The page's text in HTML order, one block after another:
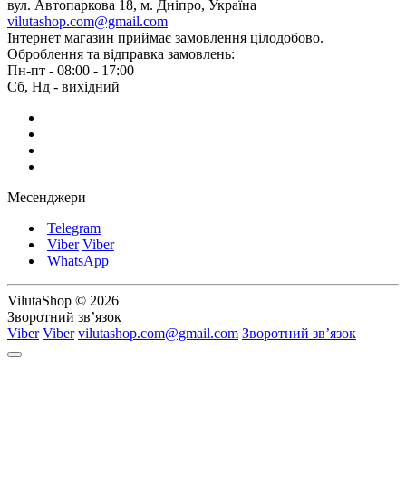
вул. Автопаркова 18, м. Дніпро, Україна
vilutashop.com@gmail.com
Інтернет магазин приймає замовлення цілодобово.
Оброблення та відправка замовлень:
Пн-пт - 08:00 - 17:00
Сб, Нд - вихідний
Месенджери
Telegram
Viber Viber
WhatsApp
VilutaShop © 2026
Зворотний зв’язок
Viber Viber vilutashop.com@gmail.com Зворотний зв’язок